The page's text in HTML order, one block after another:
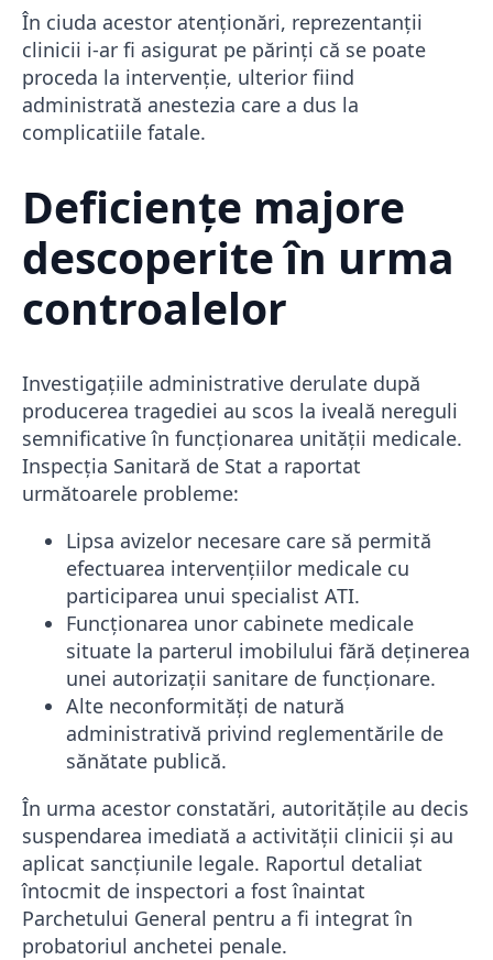
În ciuda acestor atenționări, reprezentanții
clinicii i-ar fi asigurat pe părinți că se poate
proceda la intervenție, ulterior fiind
administrată anestezia care a dus la
complicatiile fatale.
Deficiențe majore
descoperite în urma
controalelor
Investigațiile administrative derulate după
producerea tragediei au scos la iveală nereguli
semnificative în funcționarea unității medicale.
Inspecția Sanitară de Stat a raportat
următoarele probleme:
Lipsa avizelor necesare care să permită
efectuarea intervențiilor medicale cu
participarea unui specialist ATI.
Funcționarea unor cabinete medicale
situate la parterul imobilului fără deținerea
unei autorizații sanitare de funcționare.
Alte neconformități de natură
administrativă privind reglementările de
sănătate publică.
În urma acestor constatări, autoritățile au decis
suspendarea imediată a activității clinicii și au
aplicat sancțiunile legale. Raportul detaliat
întocmit de inspectori a fost înaintat
Parchetului General pentru a fi integrat în
probatoriul anchetei penale.